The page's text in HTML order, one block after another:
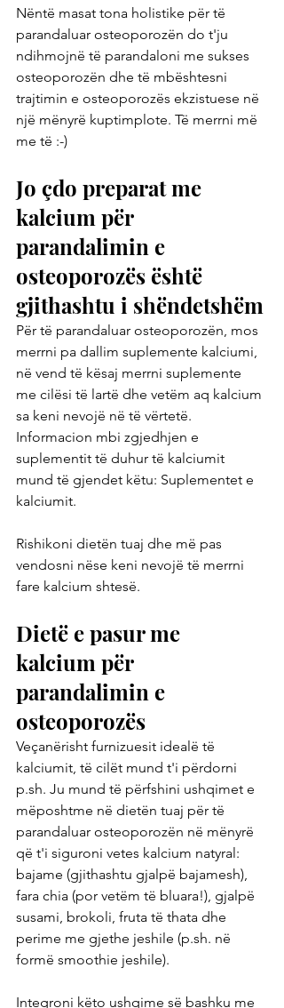
Nëntë masat tona holistike për të
parandaluar osteoporozën do t'ju
ndihmojnë të parandaloni me sukses
osteoporozën dhe të mbështesni
trajtimin e osteoporozës ekzistuese në
një mënyrë kuptimplote. Të merrni më
me të :-)
Jo çdo preparat me
kalcium për
parandalimin e
osteoporozës është
gjithashtu i shëndetshëm
Për të parandaluar osteoporozën, mos
merrni pa dallim suplemente kalciumi,
në vend të kësaj merrni suplemente
me cilësi të lartë dhe vetëm aq kalcium
sa keni nevojë në të vërtetë.
Informacion mbi zgjedhjen e
suplementit të duhur të kalciumit
mund të gjendet këtu: Suplementet e
kalciumit.
Rishikoni dietën tuaj dhe më pas
vendosni nëse keni nevojë të merrni
fare kalcium shtesë.
Dietë e pasur me
kalcium për
parandalimin e
osteoporozës
Veçanërisht furnizuesit idealë të
kalciumit, të cilët mund t'i përdorni
p.sh. Ju mund të përfshini ushqimet e
mëposhtme në dietën tuaj për të
parandaluar osteoporozën në mënyrë
që t'i siguroni vetes kalcium natyral:
bajame (gjithashtu gjalpë bajamesh),
fara chia (por vetëm të bluara!), gjalpë
susami, brokoli, fruta të thata dhe
perime me gjethe jeshile (p.sh. në
formë smoothie jeshile).
Integroni këto ushqime së bashku me